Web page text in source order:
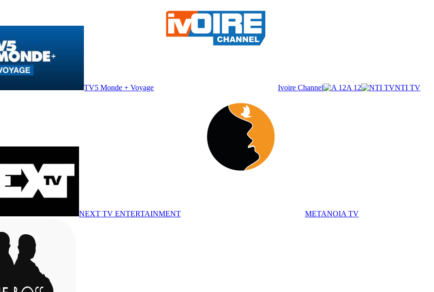
TV5 Monde + Voyage Ivoire Channel A 12 NTI TV
NEXT TV ENTERTAINMENT METANOIA TV